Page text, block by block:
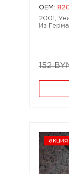
OEM:
2001;
Из
152
акция